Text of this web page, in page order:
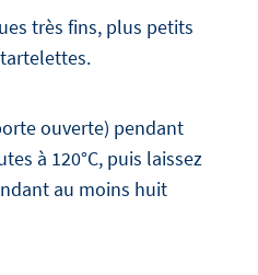
très fins, plus petits
ouverte) pendant
à 120°C, puis laissez
au moins huit